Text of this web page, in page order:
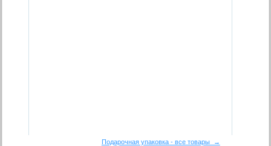
Подарочная упаковка - все товары →